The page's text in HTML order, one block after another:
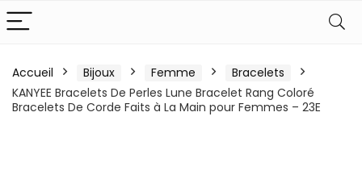
Accueil Bijoux Femme
Bracelets
KANYEE Bracelets De Perles Lune Bracelet Rang Coloré
Bracelets De Corde Faits à La Main pour Femmes – 23E